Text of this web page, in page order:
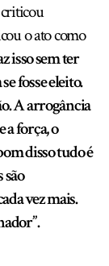
o ato como
isso sem ter
fosse eleito.
A arrogância
a força, o
disso tudo é
são
vez mais.